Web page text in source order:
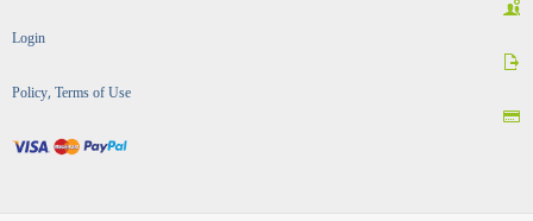
Login
Policy, Terms of Use